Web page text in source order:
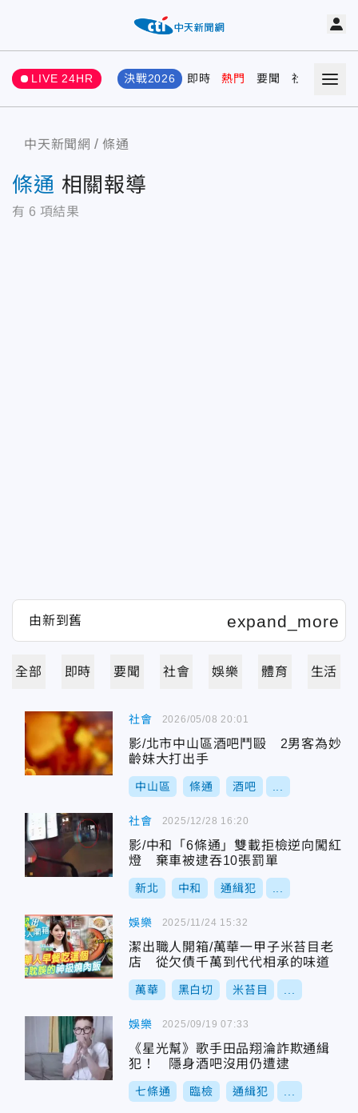
LIVE 24HR 決戰2026 即時 熱門 要聞 社會 娛樂
中天新聞網 條通
條通 相關報導
有 6 項結果
全部 即時 要聞 社會 娛樂 體育 生活
社會
影/北市中山區酒吧鬥毆 2男客為妙
齡妹大打出手
中山區 條通 酒吧
2026/05/08 20:01
社會
影/中和「6條通」雙載拒檢逆向闖紅
燈 棄車被逮吞10張罰單
新北 中和 通緝犯
2025/12/28 16:20
娛樂
潔出職人開箱/萬華一甲子米苔目老
店 從欠債千萬到代代相承的味道
萬華 黑白切 米苔目
2025/11/24 15:32
娛樂
《星光幫》歌手田品翔淪詐欺通緝
犯！ 隱身酒吧沒用仍遭逮
七條通 臨檢 通緝犯
2025/09/19 07:33